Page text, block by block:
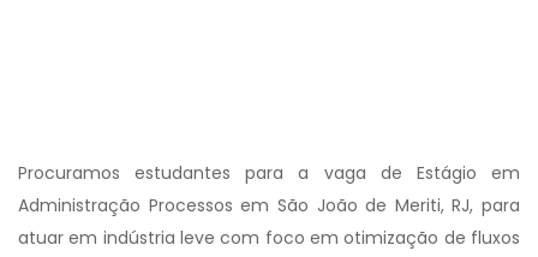
Procuramos estudantes para a vaga de Estágio em
Administração Processos em São João de Meriti, RJ, para
atuar em indústria leve com foco em otimização de fluxos